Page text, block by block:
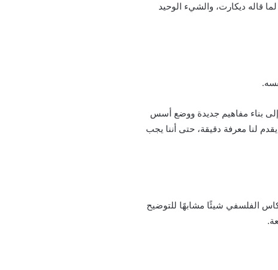
قاله ديكارت، والشيء الوحيد
إلى بناء مفاهيم جديدة ووضع أسس
يقدم لنا معرفة دقيقة، حتى أننا يجب
الفلسفي شيئًا مشابهًا للتوضيح